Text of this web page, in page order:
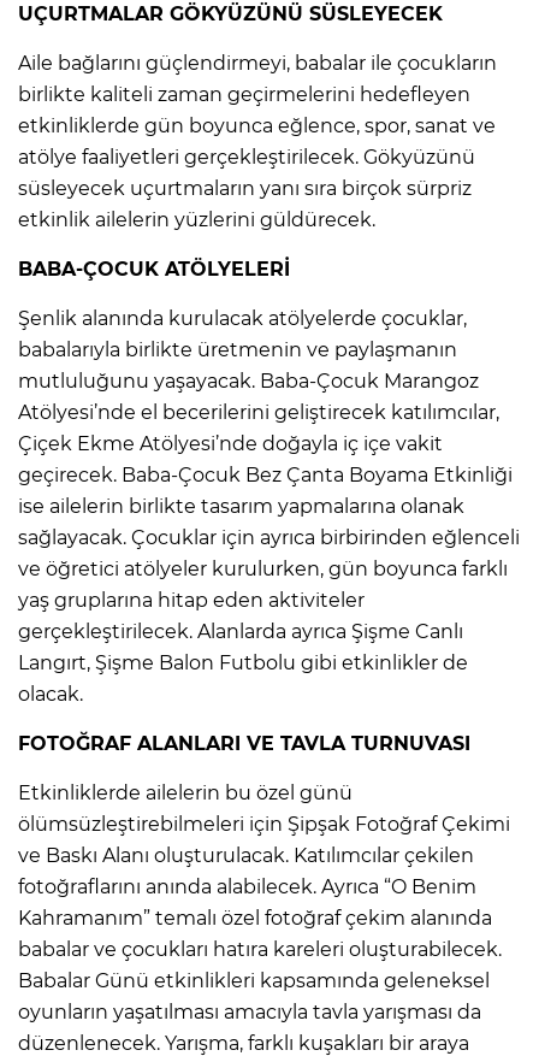
UÇURTMALAR GÖKYÜZÜNÜ SÜSLEYECEK
Aile bağlarını güçlendirmeyi, babalar ile çocukların
birlikte kaliteli zaman geçirmelerini hedefleyen
etkinliklerde gün boyunca eğlence, spor, sanat ve
atölye faaliyetleri gerçekleştirilecek. Gökyüzünü
süsleyecek uçurtmaların yanı sıra birçok sürpriz
etkinlik ailelerin yüzlerini güldürecek.
BABA-ÇOCUK ATÖLYELERİ
Şenlik alanında kurulacak atölyelerde çocuklar,
babalarıyla birlikte üretmenin ve paylaşmanın
mutluluğunu yaşayacak. Baba-Çocuk Marangoz
Atölyesi’nde el becerilerini geliştirecek katılımcılar,
Çiçek Ekme Atölyesi’nde doğayla iç içe vakit
geçirecek. Baba-Çocuk Bez Çanta Boyama Etkinliği
ise ailelerin birlikte tasarım yapmalarına olanak
sağlayacak. Çocuklar için ayrıca birbirinden eğlenceli
ve öğretici atölyeler kurulurken, gün boyunca farklı
yaş gruplarına hitap eden aktiviteler
gerçekleştirilecek. Alanlarda ayrıca Şişme Canlı
Langırt, Şişme Balon Futbolu gibi etkinlikler de
olacak.
FOTOĞRAF ALANLARI VE TAVLA TURNUVASI
Etkinliklerde ailelerin bu özel günü
ölümsüzleştirebilmeleri için Şipşak Fotoğraf Çekimi
ve Baskı Alanı oluşturulacak. Katılımcılar çekilen
fotoğraflarını anında alabilecek. Ayrıca “O Benim
Kahramanım” temalı özel fotoğraf çekim alanında
babalar ve çocukları hatıra kareleri oluşturabilecek.
Babalar Günü etkinlikleri kapsamında geleneksel
oyunların yaşatılması amacıyla tavla yarışması da
düzenlenecek. Yarışma, farklı kuşakları bir araya